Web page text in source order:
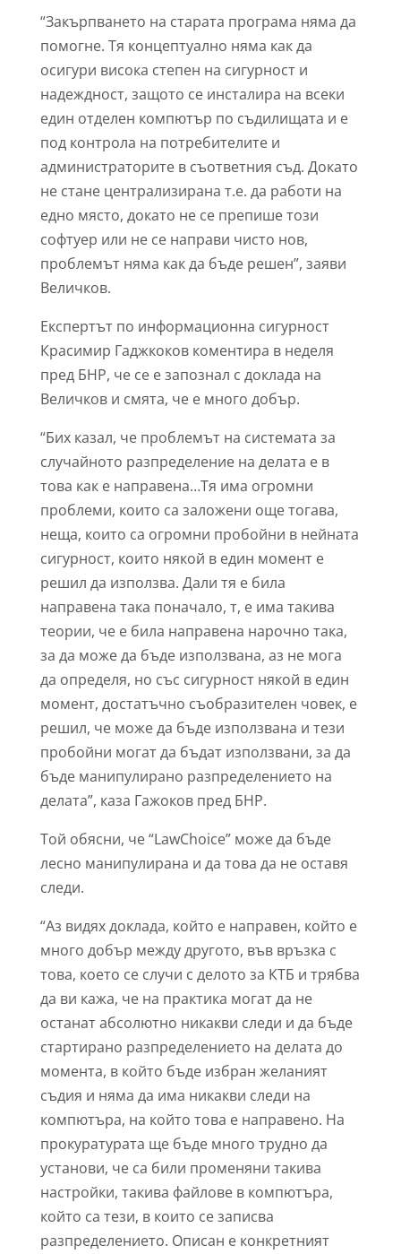
“Закърпването на старата програма няма да
помогне. Тя концептуално няма как да
осигури висока степен на сигурност и
надеждност, защото се инсталира на всеки
един отделен компютър по съдилищата и е
под контрола на потребителите и
администраторите в съответния съд. Докато
не стане централизирана т.е. да работи на
едно място, докато не се препише този
софтуер или не се направи чисто нов,
проблемът няма как да бъде решен”, заяви
Величков.
Експертът по информационна сигурност
Красимир Гаджкоков коментира в неделя
пред БНР, че се е запознал с доклада на
Величков и смята, че е много добър.
“Бих казал, че проблемът на системата за
случайното разпределение на делата е в
това как е направена…Тя има огромни
проблеми, които са заложени още тогава,
неща, които са огромни пробойни в нейната
сигурност, които някой в един момент е
решил да използва. Дали тя е била
направена така поначало, т, е има такива
теории, че е била направена нарочно така,
за да може да бъде използвана, аз не мога
да определя, но със сигурност някой в един
момент, достатъчно съобразителен човек, е
решил, че може да бъде използвана и тези
пробойни могат да бъдат използвани, за да
бъде манипулирано разпределението на
делата”, каза Гажоков пред БНР.
Той обясни, че “LawChoice” може да бъде
лесно манипулирана и да това да не оставя
следи.
“Аз видях доклада, който е направен, който е
много добър между другото, във връзка с
това, което се случи с делото за КТБ и трябва
да ви кажа, че на практика могат да не
останат абсолютно никакви следи и да бъде
стартирано разпределението на делата до
момента, в който бъде избран желаният
съдия и няма да има никакви следи на
компютъра, на който това е направено. На
прокуратурата ще бъде много трудно да
установи, че са били променяни такива
настройки, такива файлове в компютъра,
който са тези, в които се записва
разпределението. Описан е конкретният